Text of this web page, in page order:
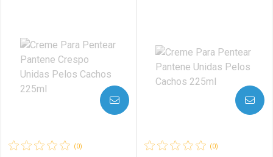
Laboratório
Por Menos Laboratório
Por Menos
(0)
AVISE-ME
(0)
AVISE-ME